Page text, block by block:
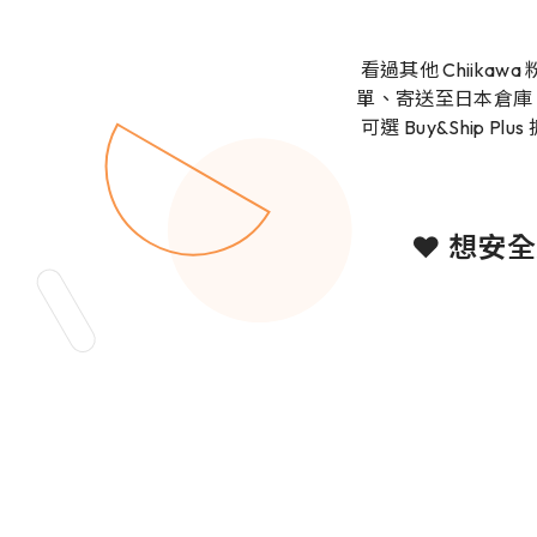
看過其他 Chiikawa
單、寄送至日本倉
可選 Buy&Ship
❤️ 想安全